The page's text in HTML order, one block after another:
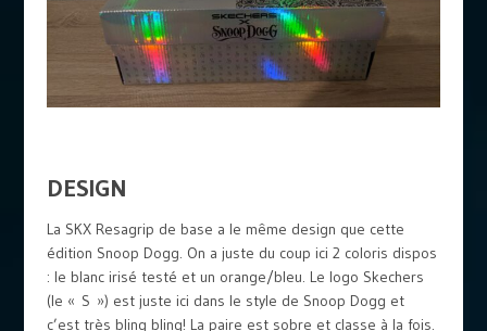
DESIGN
La SKX Resagrip de base a le même design que cette
édition Snoop Dogg. On a juste du coup ici 2 coloris dispos
: le blanc irisé testé et un orange/bleu. Le logo Skechers
(le « S ») est juste ici dans le style de Snoop Dogg et
c’est très bling bling! La paire est sobre et classe à la fois.